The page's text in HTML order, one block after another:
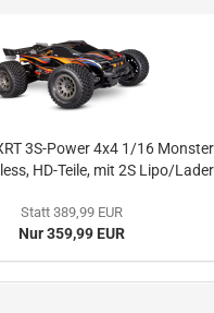
3S-Power 4x4 1/16
HD-Teile, mit 2S Lipo/Lader
Statt 389,99 EUR
Nur 359,99 EUR